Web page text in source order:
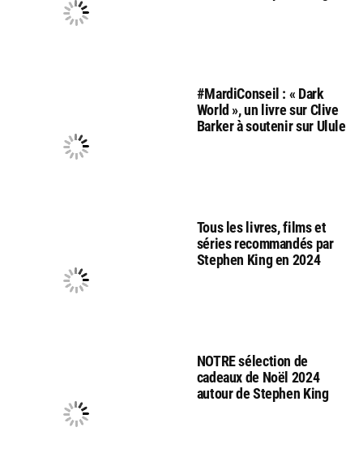
#MardiConseil : « Dark
World », un livre sur Clive
Barker à soutenir sur Ulule
Tous les livres, films et
séries recommandés par
Stephen King en 2024
NOTRE sélection de
cadeaux de Noël 2024
autour de Stephen King